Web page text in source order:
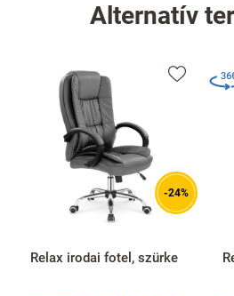
Alternatív
-24%
Relax irodai fotel, szürke